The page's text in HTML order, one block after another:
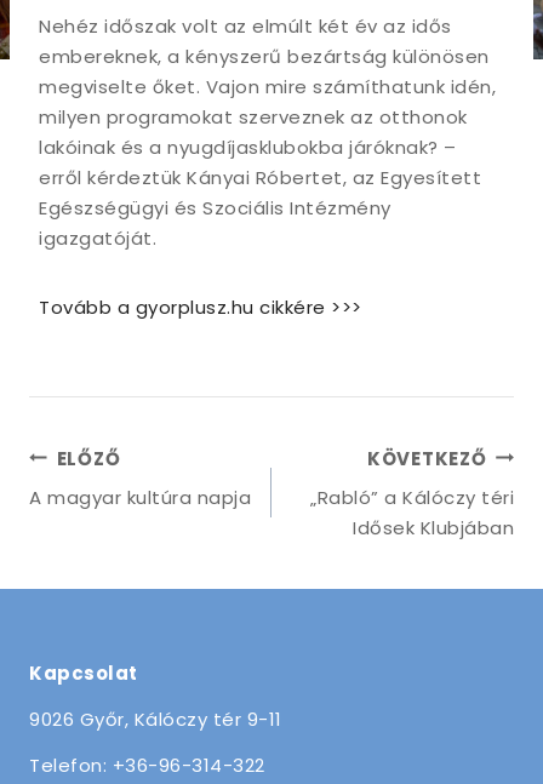
Nehéz időszak volt az elmúlt két év az idős
embereknek, a kényszerű bezártság különösen
megviselte őket. Vajon mire számíthatunk idén,
milyen programokat szerveznek az otthonok
lakóinak és a nyugdíjasklubokba járóknak? –
erről kérdeztük Kányai Róbertet, az Egyesített
Egészségügyi és Szociális Intézmény
igazgatóját.
Tovább a gyorplusz.hu cikkére >>>
Bejegyzés
navigáció
ELŐZŐ
A magyar kultúra napja
KÖVETKEZŐ
„Rabló” a Kálóczy téri
Idősek Klubjában
Kapcsolat
9026 Győr, Kálóczy tér 9-11
Telefon: +36-96-314-322